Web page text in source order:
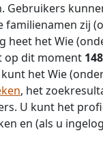
Gebruikers
familienamen zij
heet het Wie
op dit moment
het Wie
, het
U kunt het
en (als u